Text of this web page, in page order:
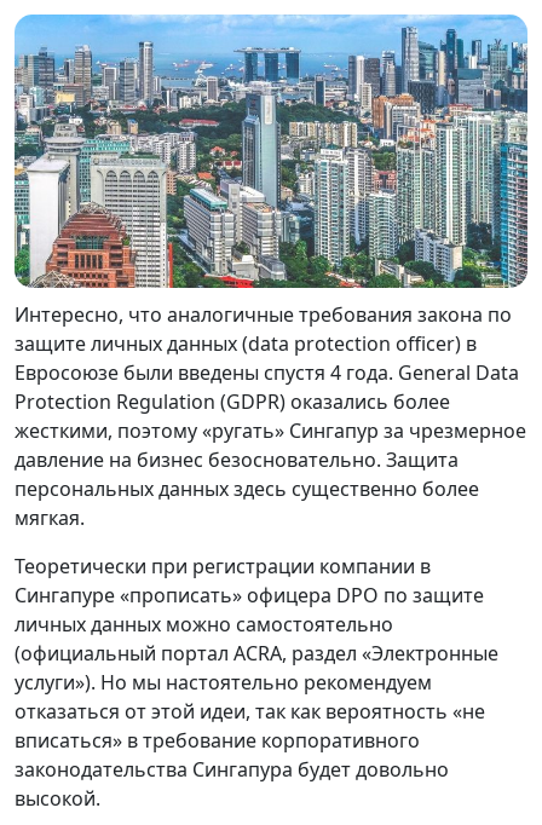
Интересно, что аналогичные требования закона по
защите личных данных (data protection officer) в
Евросоюзе были введены спустя 4 года. General Data
Protection Regulation (GDPR) оказались более
жесткими, поэтому «ругать» Сингапур за чрезмерное
давление на бизнес безосновательно. Защита
персональных данных здесь существенно более
мягкая.
Теоретически при регистрации компании в
Сингапуре «прописать» офицера DPO по защите
личных данных можно самостоятельно
(официальный портал ACRA, раздел «Электронные
услуги»). Но мы настоятельно рекомендуем
отказаться от этой идеи, так как вероятность «не
вписаться» в требование корпоративного
законодательства Сингапура будет довольно
высокой.